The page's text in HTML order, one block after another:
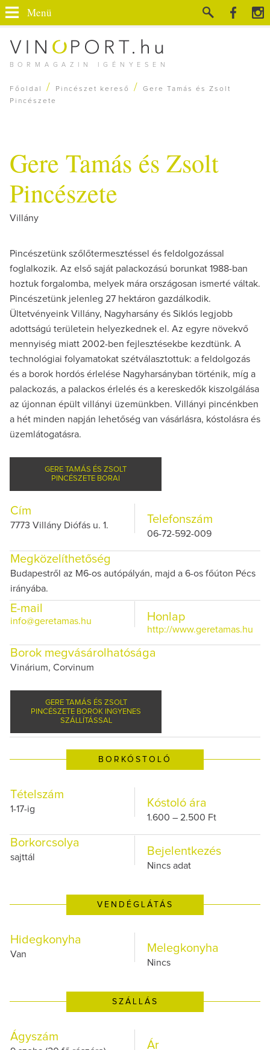
BORMAGAZIN IGÉNYESEN
Menü
Főoldal / Pincészet kereső /
Gere Tamás és Zsolt
Pincészete
Gere Tamás és Zsolt
Pincészete
Villány
Pincészetünk szőlőtermesztéssel és feldolgozással
foglalkozik. Az első saját palackozású borunkat 1988-ban
hoztuk forgalomba, melyek mára országosan ismerté váltak.
Pincészetünk jelenleg 27 hektáron gazdálkodik.
Ültetvényeink Villány, Nagyharsány és Siklós legjobb
adottságú területein helyezkednek el. Az egyre növekvő
mennyiség miatt 2002-ben fejlesztésekbe kezdtünk. A
technológiai folyamatokat szétválasztottuk: a feldolgozás
és a borok hordós érlelése Nagyharsányban történik, míg a
palackozás, a palackos érlelés és a kereskedők kiszolgálása
az újonnan épült villányi üzemünkben. Villányi pincénkben
a hét minden napján lehetőség van vásárlásra, kóstolásra és
üzemlátogatásra.
GERE TAMÁS ÉS ZSOLT
PINCÉSZETE BORAI
Cím
7773 Villány Diófás u. 1. Telefonszám
06-72-592-009
Megközelíthetőség
Budapestről az M6-os autópályán, majd a 6-os főúton Pécs
irányába.
E-mail
info@geretamas.hu Honlap
http://www.geretamas.hu
Borok megvásárolhatósága
Vinárium, Corvinum
GERE TAMÁS ÉS ZSOLT
PINCÉSZETE BOROK INGYENES
SZÁLLÍTÁSSAL
BORKÓSTOLÓ
Tételszám
1-17-ig Kóstoló ára
1.600 – 2.500 Ft
Borkorcsolya
sajttál Bejelentkezés
Nincs adat
VENDÉGLÁTÁS
Hidegkonyha
Van Melegkonyha
Nincs
SZÁLLÁS
Ágyszám
Ár